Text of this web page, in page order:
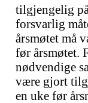
tilgjengelig
forsvarlig
årsmøtet må
før årsmøtet.
nødvendige
være gjort
en uke før